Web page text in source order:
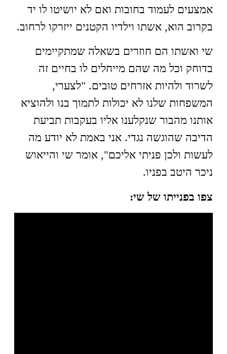
אמצעים לעמוד בחובות ואם לא יושיטו לו יד
בקרוב הוא, אשתו וילדיו הקטנים ייזרקו לרחוב.
שי ואשתו הם חוזרים בשאלה שמתקיימים
בדוחק וכל מה שהם מייחלים לו בחיים זה
לשרוד ולהיות אזרחים טובים. "לצערי,
המשפחות שלנו לא יכולות לתמוך בנו ולהוציא
אותנו מהבור שנקלענו אליו בעקבות תביעת
הדיבה שהוגשה נגדי. אני באמת לא יודע מה
לעשות ולכן פניתי אליכם", אומר שי והייאוש
ניכר היטב בפניו.
צפו בפנייתו של שי: